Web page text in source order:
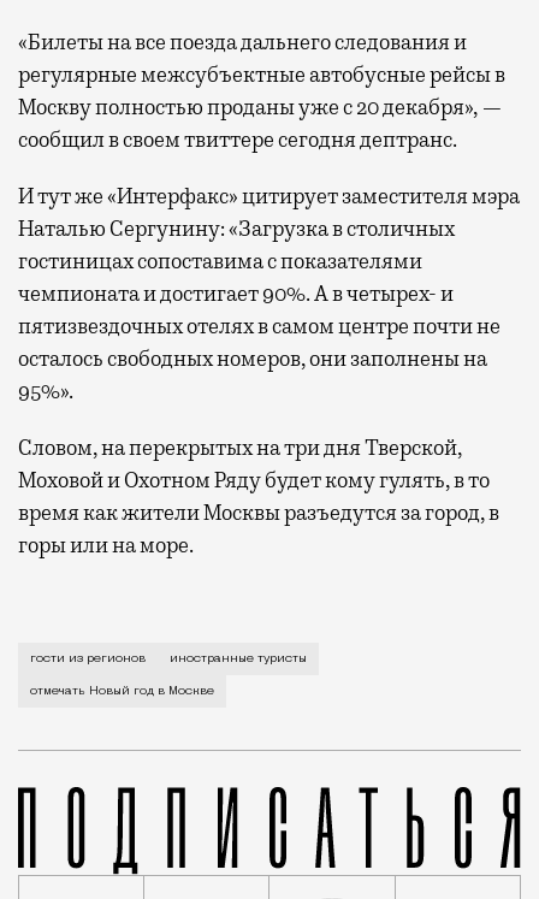
«Билеты на все поезда дальнего следования и
регулярные межсубъектные автобусные рейсы в
Москву полностью проданы уже с 20 декабря», —
сообщил в своем твиттере сегодня дептранс.
И тут же «Интерфакс» цитирует заместителя мэра
Наталью Сергунину: «Загрузка в столичных
гостиницах сопоставима с показателями
чемпионата и достигает 90%. А в четырех- и
пятизвездочных отелях в самом центре почти не
осталось свободных номеров, они заполнены на
95%».
Словом, на перекрытых на три дня Тверской,
Моховой и Охотном Ряду будет кому гулять, в то
время как жители Москвы разъедутся за город, в
горы или на море.
Одна за другой сегодня появляются новости о
гости из регионов иностранные туристы
отмечать Новый год в Москве